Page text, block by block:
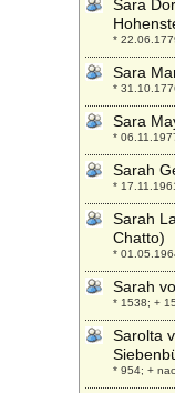
Sara
*
Sara
*
Sara
*
Sarah
*
Sarah
Chatto)
*
Sarah
* 1538; +
Sarolta
* 954; +